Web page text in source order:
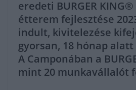
eredeti BURGER
étterem fejlesztése
indult, kivitelezése
gyorsan, 18 hónap
A Camponában a
mint 20 munkavállalót